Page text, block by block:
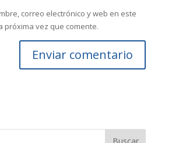
correo electrónico y web en este
próxima vez que comente.